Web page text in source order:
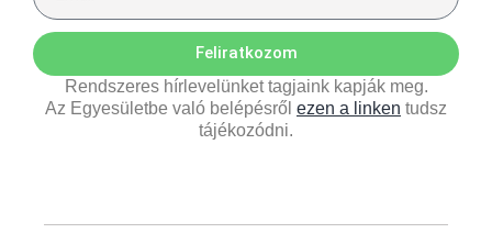
Feliratkozom
Rendszeres hírlevelünket tagjaink kapják meg.
Az Egyesületbe való belépésről ezen a linken tudsz
tájékozódni.